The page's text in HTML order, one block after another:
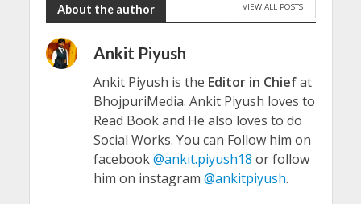
About the author VIEW ALL POSTS
Ankit Piyush
Ankit Piyush is the Editor in Chiefat
BhojpuriMedia. Ankit Piyush loves to
Read Book and He also loves to do
Social Works. You can Follow him on
facebook@ankit.piyush18 or follow
him on instagram @ankitpiyush.